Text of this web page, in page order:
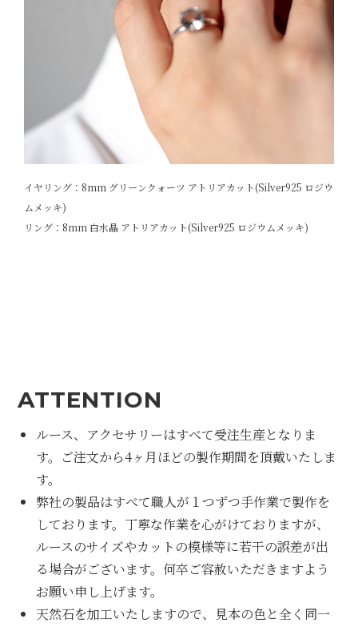
イヤリング：8mm グリーンクォーツ アトリアカット(Silver925 ロジウ
ムメッキ)
リング：8mm 白水晶 アトリアカット(Silver925 ロジウムメッキ)
ATTENTION
ルース、アクセサリーはすべて受注生産となりま
す。ご注文から4ヶ月ほどの製作期間を頂戴いたしま
す。
弊社の製品はすべて職人が１つずつ手作業で製作を
しております。丁寧な作業を心がけておりますが、
ルースのサイズやカットの模様等に若干の誤差が出
る場合がございます。何卒ご容赦いただきますよう
お願い申し上げます。
天然石を加工いたしますので、見本の色と全く同一